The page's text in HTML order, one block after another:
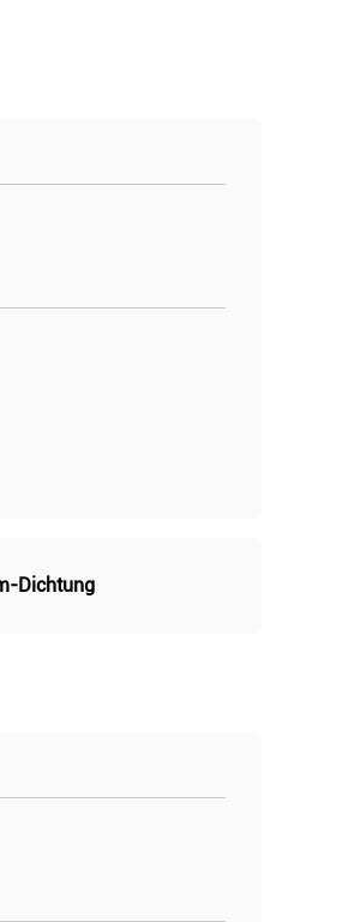
Dichtung